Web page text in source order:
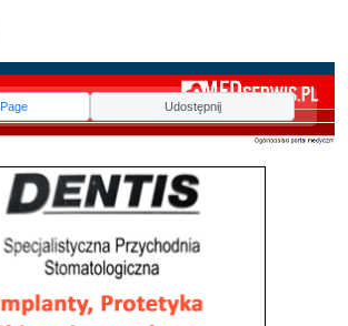
Udostępnij